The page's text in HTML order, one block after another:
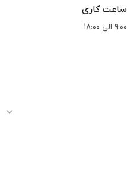
ساعت کاری
9:00 الی 18:00